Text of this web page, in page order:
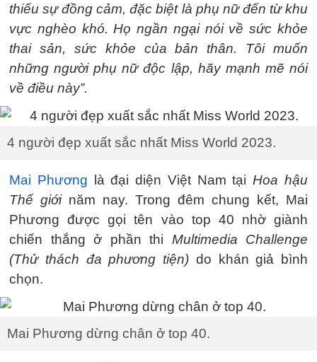
thiếu sự đồng cảm, đặc biệt là phụ nữ đến từ khu
vực nghèo khó. Họ ngần ngại nói về sức khỏe
thai sản, sức khỏe của bản thân. Tôi muốn
những người phụ nữ độc lập, hãy mạnh mẽ nói
về điều này”.
4 người đẹp xuất sắc nhất Miss World 2023.
Mai Phương là đại diện Việt Nam tạiHoa hậu
Thế giớinăm nay. Trong đêm chung kết, Mai
Phương được gọi tên vào top 40 nhờ giành
chiến thắng ở phần thi Multimedia Challenge
(Thử thách đa phương tiện) do khán giả bình
chọn.
Mai Phương dừng chân ở top 40.